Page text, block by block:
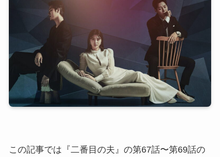
この記事では『二番目の夫』の第67話〜第69話の